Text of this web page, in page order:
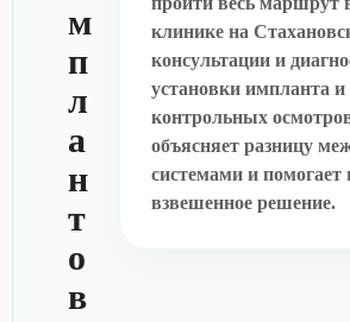
м
п
л
а
н
т
о
в
клинике на
консультации и
установки импланта и
контрольных
объясняет разницу
системами и помогает
взвешенное решение.